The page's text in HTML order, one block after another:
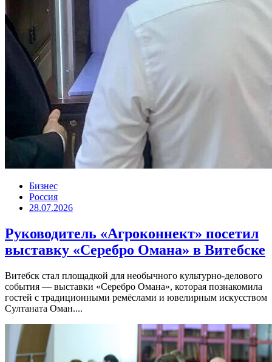
Бизнес
Россия
28.07.2026
Руководитель «Агроконнект» посетил
выставку «Серебро Омана» в Витебске
Витебск стал площадкой для необычного культурно-делового
события — выставки «Серебро Омана», которая познакомила
гостей с традиционными ремёслами и ювелирным искусством
Султаната Оман....